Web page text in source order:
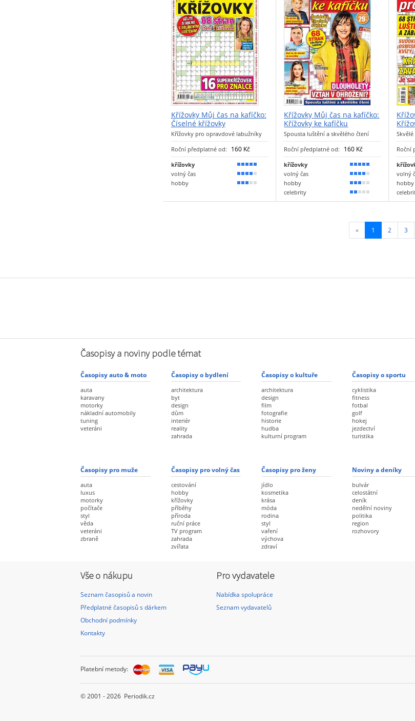
Křížovky Můj čas na kafíčko:
Číselné křížovky
Křížovky pro opravdové labužníky
Roční předplatné od: 160 Kč
křížovky
90 %
volný čas
70 %
hobby
50 %
Křížovky Můj čas na kafíčko:
Křížovky ke kafíčku
Spousta luštění a skvělého čtení
Roční předplatné od: 160 Kč
křížovky
90 %
volný čas
70 %
hobby
50 %
celebrity
40 %
Roční
volný
hobby
« 1 (current)
2 3
Časopisy a noviny podle témat
Časopisy auto & moto
auta
karavany
motorky
nákladní automobily
tuning
veteráni
Časopisy o bydlení
architektura
byt
design
dům
interiér
reality
zahrada
Časopisy o kultuře
architektura
design
film
fotografie
historie
hudba
kulturní program
Časopisy o sportu
cyklistika
fitness
fotbal
golf
hokej
jezdectví
turistika
Časopisy pro muže
auta
luxus
motorky
počítače
styl
věda
veteráni
zbraně
Časopisy pro volný čas
cestování
hobby
křížovky
příběhy
příroda
ruční práce
TV program
zahrada
zvířata
Časopisy pro ženy
jídlo
kosmetika
krása
móda
rodina
styl
vaření
výchova
zdraví
Noviny a deníky
bulvár
celostátní
deník
nedělní noviny
politika
region
rozhovory
Vše o nákupu
Seznam časopisů a novin
Předplatné časopisů s dárkem
Obchodní podmínky
Kontakty
Pro vydavatele
Nabídka spolupráce
Seznam vydavatelů
Platební metody:
© 2001 - 2026 Periodik.cz